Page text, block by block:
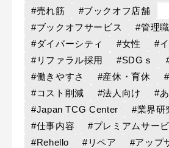
#売れ筋
#ブックオフ店舗
#ブックオフサービス
#管理職
#ダイバーシティ
#女性
#
#リファラル採用
#SDGｓ
#働きやすさ
#産休・育休
#コスト削減
#法人向け
#
#Japan TCG Center
#業界研
#仕事内容
#プレミアムサー
#Rehello
#リペア #アップ